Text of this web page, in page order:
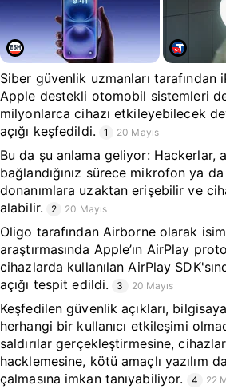
Siber güvenlik uzmanları tarafından
Apple destekli otomobil sistemleri
milyonlarca cihazı etkileyebilecek
açığı keşfedildi.
1 20 Mayıs
Bu da şu anlama geliyor: Hackerlar,
bağlandığınız sürece mikrofon ya
donanımlara uzaktan erişebilir ve
alabilir.
2 20 Mayıs
Oligo tarafından Airborne olarak
araştırmasında Apple’ın AirPlay
cihazlarda kullanılan AirPlay
açığı tespit edildi.
3 20 Mayıs
Keşfedilen güvenlik açıkları,
herhangi bir kullanıcı etkileşimi
saldırılar gerçekleştirmesine,
hacklemesine, kötü amaçlı yazılım
çalmasına imkan tanıyabiliyor.
4 22